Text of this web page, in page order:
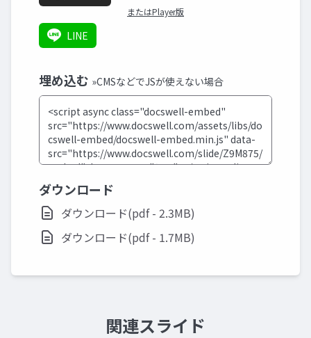
またはPlayer版
LINE
埋め込む »CMSなどでJSが使えない場合
ダウンロード
ダウンロード(pdf - 2.3MB)
ダウンロード(pdf - 1.7MB)
関連スライド